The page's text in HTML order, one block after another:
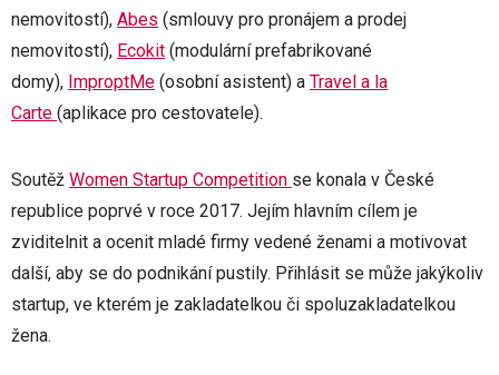
nemovitostí), Abes (smlouvy pro pronájem a prodej
nemovitostí), Ecokit (modulární prefabrikované
domy), ImproptMe (osobní asistent) a Travel a la
Carte (aplikace pro cestovatele).
Soutěž Women Startup Competition se konala v České
republice poprvé v roce 2017. Jejím hlavním cílem je
zviditelnit a ocenit mladé firmy vedené ženami a motivovat
další, aby se do podnikání pustily. Přihlásit se může jakýkoliv
startup, ve kterém je zakladatelkou či spoluzakladatelkou
žena.